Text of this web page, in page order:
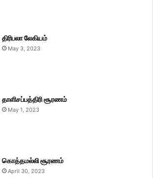
திரிபலா லேகியம்
May 3, 2023
தாளிசப்பத்திரி சூரணம்
May 1, 2023
கொத்தமல்லி சூரணம்
April 30, 2023